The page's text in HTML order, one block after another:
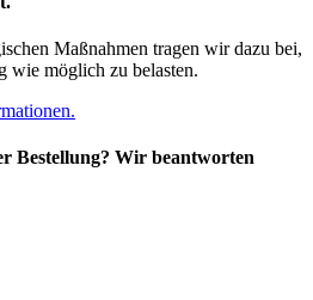
Maßnahmen tragen wir dazu bei,
wie möglich zu belasten.
Bestellung? Wir beantworten